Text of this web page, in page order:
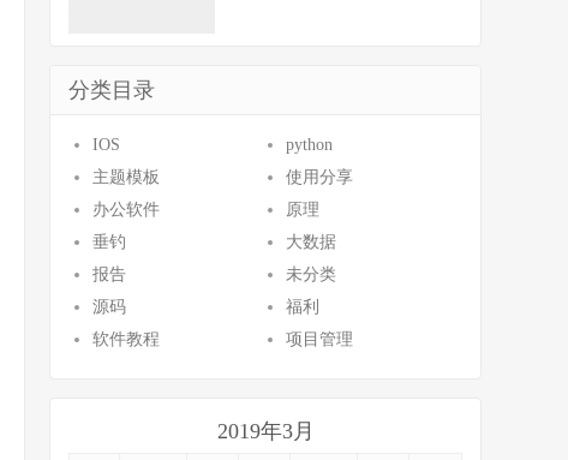
分类目录
IOS
python
主题模板
使用分享
办公软件
原理
垂钓
大数据
报告
未分类
源码
福利
软件教程
项目管理
2019年3月